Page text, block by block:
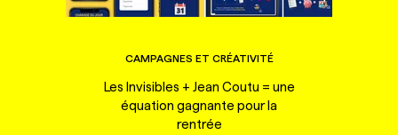
CAMPAGNES ET CRÉATIVITÉ
Les Invisibles + Jean Coutu = une
équation gagnante pour la
rentrée